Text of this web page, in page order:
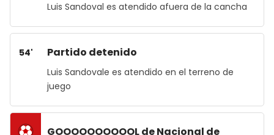
Luis Sandoval es atendido afuera de la cancha
54' Partido detenido
Luis Sandovale es atendido en el terreno de
juego
GOOOOOOOOOOL de Nacional de